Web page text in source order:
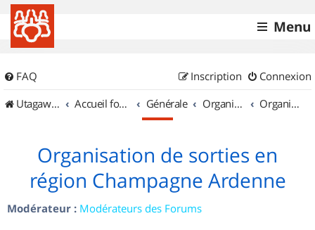
Menu
FAQ Connexion
Inscription
UtagawaVTT (Randos VTT et VTTAE avec traces GPS)
Accueil forum Générale Organisation de sorties & Recherche de partenaires Organisation de sorties en région Champagne Ardenne
Organisation de sorties en
région Champagne Ardenne
Modérateur : Modérateurs des Forums